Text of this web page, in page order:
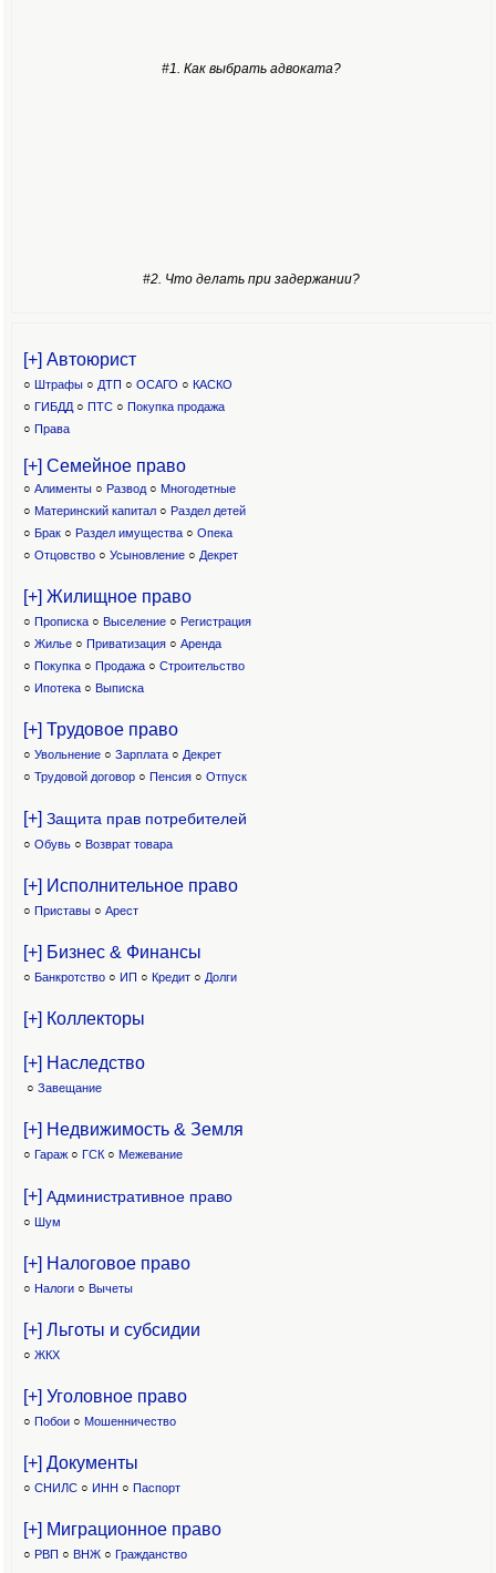
#1. Как выбрать адвоката?
#2. Что делать при задержании?
[+] Автоюрист
○ Штрафы ○ ДТП ○ ОСАГО ○ КАСКО
○ ГИБДД ○ ПТС ○ Покупка продажа
○ Права
[+] Семейное право
○ Алименты ○ Развод ○ Многодетные
○ Материнский капитал○ Раздел детей
○ Брак ○ Раздел имущества ○ Опека
○ Отцовство○ Усыновление ○ Декрет
[+] Жилищное право
○ Прописка ○ Выселение ○ Регистрация
○ Жилье ○ Приватизация ○ Аренда
○ Покупка ○ Продажа ○ Строительство
○ Ипотека ○ Выписка
[+] Трудовое право
○ Увольнение ○ Зарплата ○ Декрет
○ Трудовой договор ○ Пенсия ○ Отпуск
[+] Защита прав потребителей
○ Обувь ○ Возврат товара
[+] Исполнительное право
○ Приставы ○ Арест
[+] Бизнес & Финансы
○ Банкротство ○ ИП ○ Кредит ○ Долги
[+] Коллекторы
[+] Наследство
○ Завещание
[+] Недвижимость & Земля
○ Гараж ○ ГСК ○ Межевание
[+] Административное право
○ Шум
[+] Налоговое право
○ Налоги ○ Вычеты
[+] Льготы и субсидии
○ ЖКХ
[+] Уголовное право
○ Побои ○ Мошенничество
[+] Документы
○ СНИЛС ○ ИНН ○ Паспорт
[+] Миграционное право
○ РВП ○ ВНЖ ○ Гражданство